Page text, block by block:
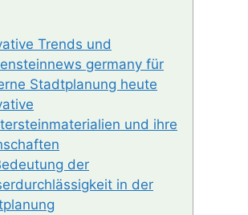
Trends und
germany für
Stadtplanung heute
und ihre
der
in der